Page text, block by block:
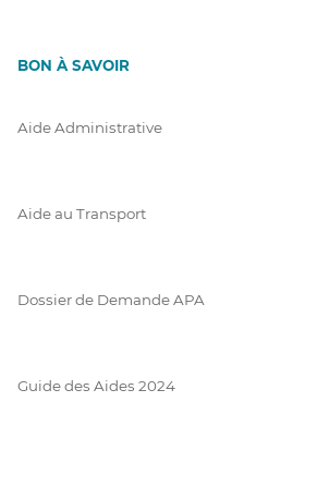
BON À SAVOIR
Aide Administrative
Aide au Transport
Dossier de Demande APA
Guide des Aides 2024